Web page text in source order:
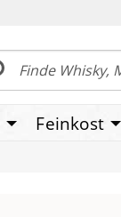
Feinkost